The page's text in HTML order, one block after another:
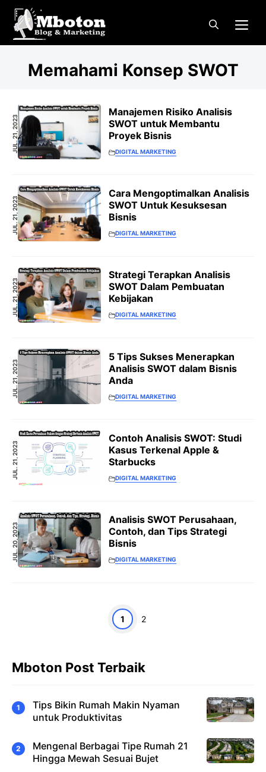
Langsung
Memahami Konsep SWOT
JUL. 21, 2023
Manajemen Risiko Analisis
SWOT untuk Membantu
Proyek Bisnis
DIGITAL MARKETING
JUL. 21, 2023
Cara Mengoptimalkan Analisis
SWOT Untuk Kesuksesan
Bisnis
DIGITAL MARKETING
JUL. 21, 2023
Strategi Terapkan Analisis
SWOT Dalam Pembuatan
Kebijakan
DIGITAL MARKETING
JUL. 21, 2023
5 Tips Sukses Menerapkan
Analisis SWOT dalam Bisnis
Anda
DIGITAL MARKETING
JUL. 21, 2023
Contoh Analisis SWOT: Studi
Kasus Terkenal Apple &
Starbucks
DIGITAL MARKETING
JUL. 20, 2023
Analisis SWOT Perusahaan,
Contoh, dan Tips Strategi
Bisnis
DIGITAL MARKETING
Halaman
1 Halaman
2
Mboton Post Terbaik
Tips Bikin Rumah Makin Nyaman
untuk Produktivitas
Mengenal Berbagai Tipe Rumah 21
Hingga Mewah Sesuai Bujet